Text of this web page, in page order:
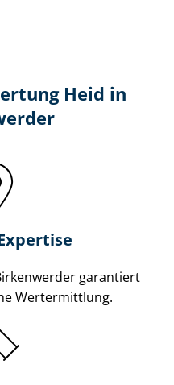
Heid in
garantiert
Wertermittlung.